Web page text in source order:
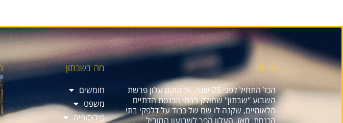
אודות
הכל התחיל לפני 25 שנה, אז הוקם עלון פרשת
השבוע "שבתון" שחולק בבתי הכנסת הדתיים
הלאומיים, שקנה לו שם של כבוד על דלפקי בתי
הכנסת. מאז, העלון הפך לשבועון המוביל
מה בשבתון
חומשים
משפט
פילוסופיה